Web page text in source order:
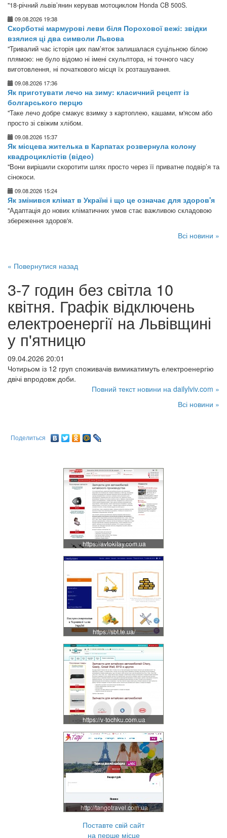
"18-річний львів’янин керував мотоциклом Honda CB 500S.
09.08.2026 19:38
Скорботні мармурові леви біля Порохової вежі: звідки
взялися ці два символи Львова
"Тривалий час історія цих пам’яток залишалася суцільною білою
плямою: не було відомо ні імені скульптора, ні точного часу
виготовлення, ні початкового місця їх розташування.
09.08.2026 17:36
Як приготувати лечо на зиму: класичний рецепт із
болгарського перцю
"Таке лечо добре смакує взимку з картоплею, кашами, м'ясом або
просто зі свіжим хлібом.
09.08.2026 15:37
Як місцева жителька в Карпатах розвернула колону
квадроциклістів (відео)
"Вони вирішили скоротити шлях просто через її приватне подвір’я та
сінокоси.
09.08.2026 15:24
Як змінився клімат в Україні і що це означає для здоров'я
"Адаптація до нових кліматичних умов стає важливою складовою
збереження здоров'я.
Всі новини »
« Повернутися назад
3-7 годин без світла 10
квітня. Графік відключень
електроенергії на Львівщині
у п'ятницю
09.04.2026 20:01
Чотирьом із 12 груп споживачів вимикатимуть електроенергію
двічі впродовж доби.
Повний текст новини на dailylviv.com »
Всі новини »
Поделиться
https://avtokitay.com.ua
https://sbt.te.ua/
https://v-tochku.com.ua
http://tangotravel.com.ua
Поставте свій сайт
на перше місце